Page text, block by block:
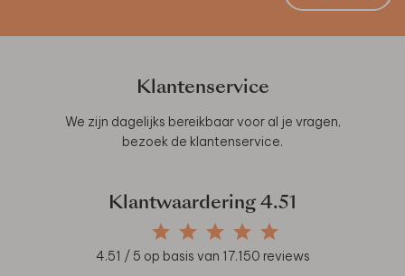
Klantenservice
We zijn dagelijks bereikbaar voor al je vragen,
bezoek de klantenservice.
Klantwaardering 4.51
4.51 / 5 op basis van 17.150 reviews